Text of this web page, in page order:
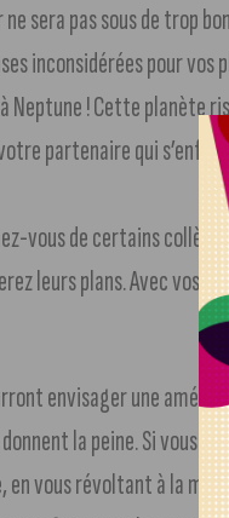
sera pas sous de trop
inconsidérées pour
Neptune ! Cette planète
partenaire qui
vous de certains
leurs plans. Avec vos
envisager une
la peine. Si vous
en vous révoltant à la